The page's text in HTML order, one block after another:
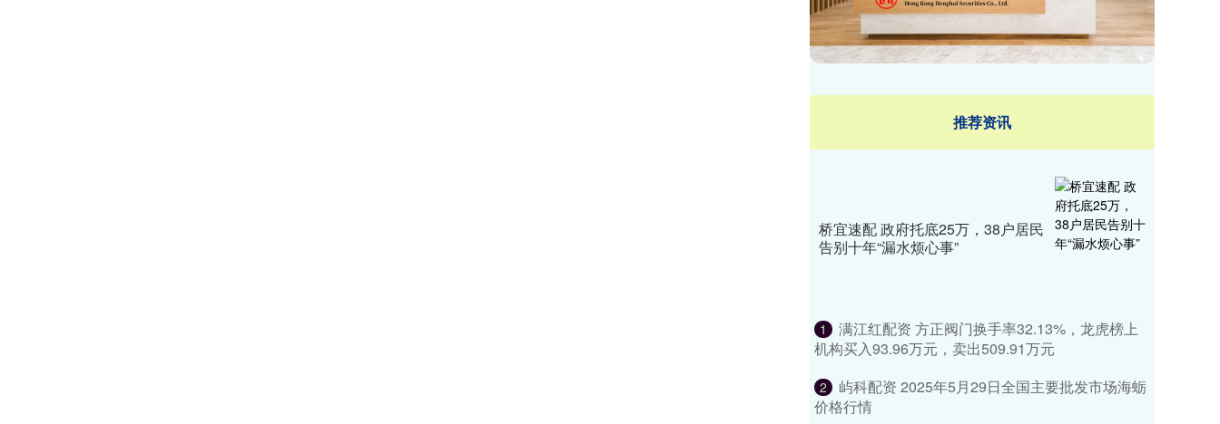
推荐资讯
桥宜速配 政府托底25万，38户居民
告别十年“漏水烦心事”
1
满江红配资 方正阀门换手率32.13%，龙虎榜上
机构买入93.96万元，卖出509.91万元
2
屿科配资 2025年5月29日全国主要批发市场海蛎
价格行情